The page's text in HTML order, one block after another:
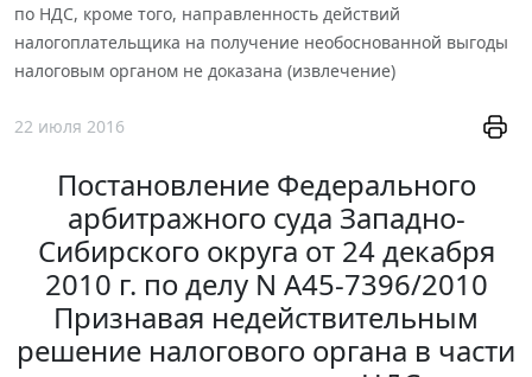
по НДС, кроме того, направленность действий
налогоплательщика на получение необоснованной выгоды
налоговым органом не доказана (извлечение)
22 июля 2016
Постановление Федерального
арбитражного суда Западно-
Сибирского округа от 24 декабря
2010 г. по делу N А45-7396/2010
Признавая недействительным
решение налогового органа в части